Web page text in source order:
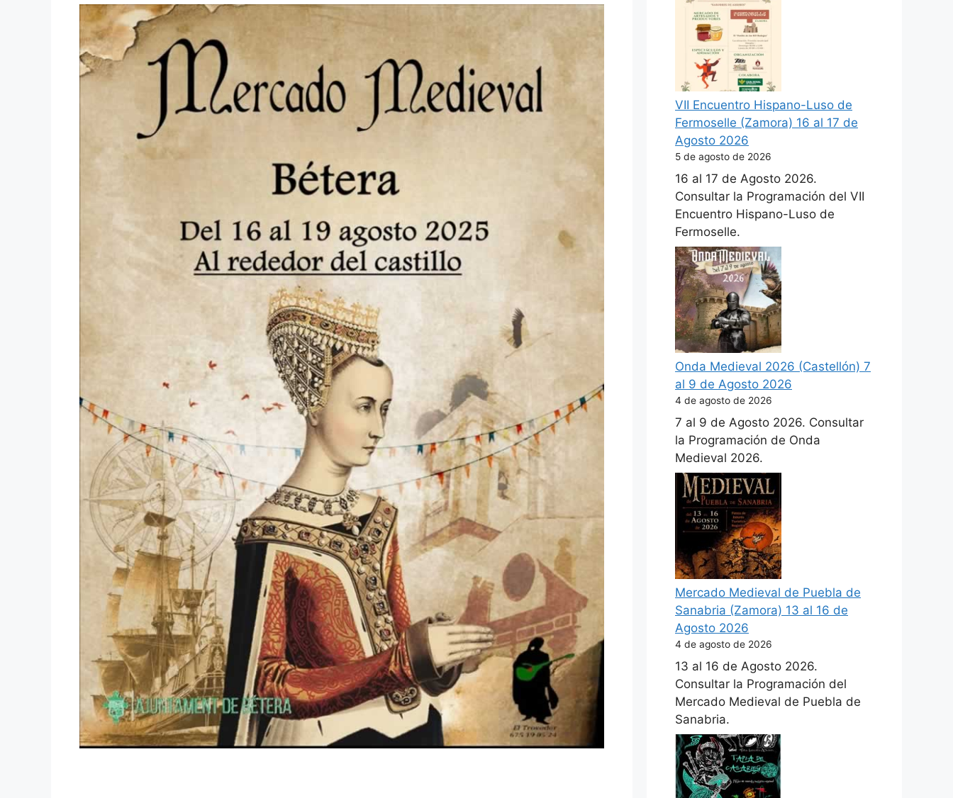
VII Encuentro Hispano-Luso de
Fermoselle (Zamora) 16 al 17 de
Agosto 2026
5 de agosto de 2026
16 al 17 de Agosto 2026.
Consultar la Programación del VII
Encuentro Hispano-Luso de
Fermoselle.
Onda Medieval 2026 (Castellón) 7
al 9 de Agosto 2026
4 de agosto de 2026
7 al 9 de Agosto 2026. Consultar
la Programación de Onda
Medieval 2026.
Mercado Medieval de Puebla de
Sanabria (Zamora) 13 al 16 de
Agosto 2026
4 de agosto de 2026
13 al 16 de Agosto 2026.
Consultar la Programación del
Mercado Medieval de Puebla de
Sanabria.